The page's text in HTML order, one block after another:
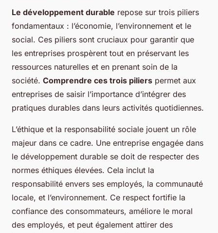
Le développement durable repose sur trois piliers
fondamentaux : l’économie, l’environnement et le
social. Ces piliers sont cruciaux pour garantir que
les entreprises prospèrent tout en préservant les
ressources naturelles et en prenant soin de la
société. Comprendre ces trois piliers permet aux
entreprises de saisir l’importance d’intégrer des
pratiques durables dans leurs activités quotidiennes.
L’éthique et la responsabilité sociale jouent un rôle
majeur dans ce cadre. Une entreprise engagée dans
le développement durable se doit de respecter des
normes éthiques élevées. Cela inclut la
responsabilité envers ses employés, la communauté
locale, et l’environnement. Ce respect fortifie la
confiance des consommateurs, améliore le moral
des employés, et peut également attirer des